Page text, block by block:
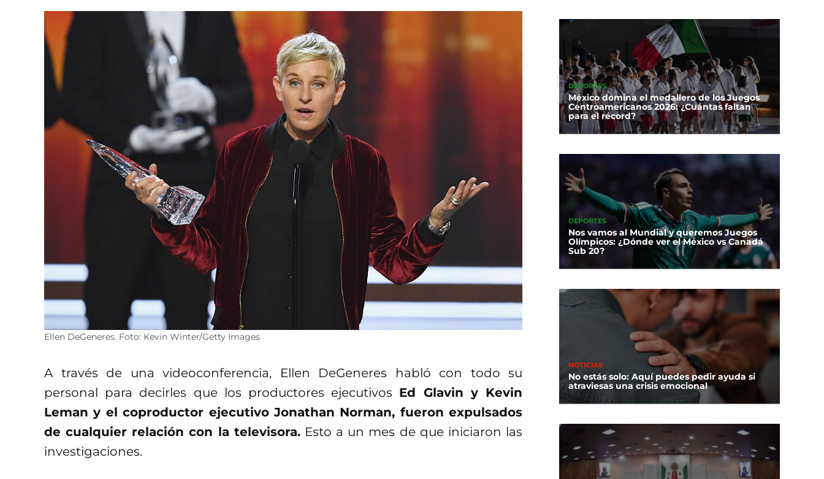
Ellen DeGeneres. Foto: Kevin Winter/Getty Images
A través de una videoconferencia, Ellen DeGeneres habló con todo su
personal para decirles que los productores ejecutivos Ed Glavin y Kevin
Leman y el coproductor ejecutivo Jonathan Norman, fueron expulsados
de cualquier relación con la televisora.Esto a un mes de que iniciaron las
investigaciones.
DEPORTES
México domina el medallero de los Juegos
Centroamericanos 2026: ¿Cuántas faltan
para el récord?
DEPORTES
Nos vamos al Mundial y queremos Juegos
Olímpicos: ¿Dónde ver el México vs Canadá
Sub 20?
NOTICIAS
No estás solo: Aquí puedes pedir ayuda si
atraviesas una crisis emocional